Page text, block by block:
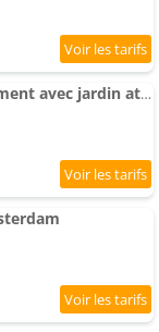
Traditional family Appartement avec jardin at countryside Amsterdam